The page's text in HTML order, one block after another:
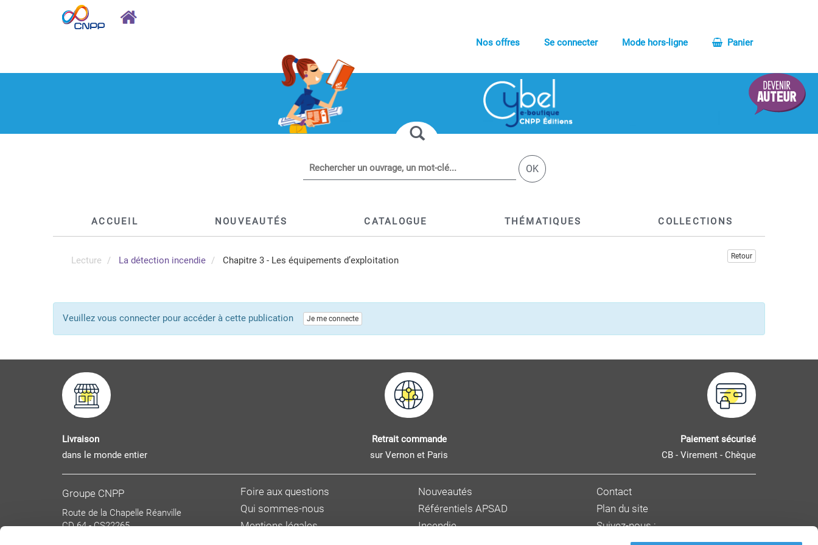
Nos offres Se connecter Mode hors-ligne Panier
OK
ACCUEIL NOUVEAUTÉS CATALOGUE THÉMATIQUES COLLECTIONS
Lecture La détection incendie Chapitre 3 - Les équipements d’exploitation Retour
Veuillez vous connecter pour accéder à cette publication Je me connecte
Livraison
dans le monde entier
Retrait commande
sur Vernon et Paris
Paiement sécurisé
CB - Virement - Chèque
Groupe CNPP
Route de la Chapelle Réanville
CD 64 - CS22265
Foire aux questions
Qui sommes-nous
Mentions légales
Nouveautés
Référentiels APSAD
Incendie
Contact
Plan du site
Suivez-nous :